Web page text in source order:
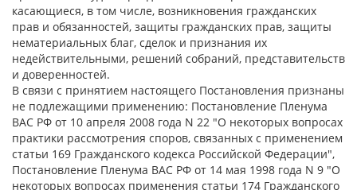
касающиеся, в том числе, возникновения гражданских
прав и обязанностей, защиты гражданских прав, защиты
нематериальных благ, сделок и признания их
недействительными, решений собраний, представительств
и доверенностей.
В связи с принятием настоящего Постановления признаны
не подлежащими применению: Постановление Пленума
ВАС РФ от 10 апреля 2008 года N 22 "О некоторых вопросах
практики рассмотрения споров, связанных с применением
статьи 169 Гражданского кодекса Российской Федерации",
Постановление Пленума ВАС РФ от 14 мая 1998 года N 9 "О
некоторых вопросах применения статьи 174 Гражданского